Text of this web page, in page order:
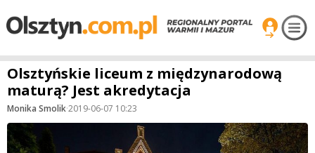
Olsztyńskie liceum z międzynarodową
maturą? Jest akredytacja
Monika Smolik·2019-06-07 10:23